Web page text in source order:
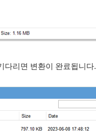
리면 변환이 완료됩니다.